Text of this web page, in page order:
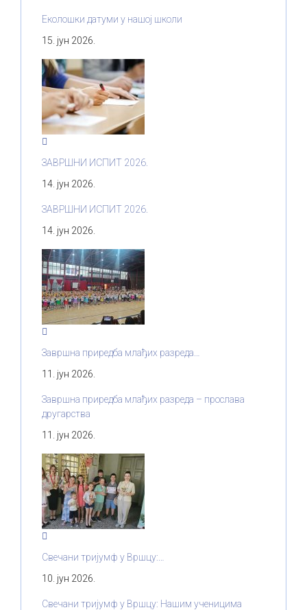
Еколошки датуми у нашој школи
15. јун 2026.
ЗАВРШНИ ИСПИТ 2026.
14. јун 2026.
ЗАВРШНИ ИСПИТ 2026.
14. јун 2026.
Завршна приредба млађих разреда…
11. јун 2026.
Завршна приредба млађих разреда – прослава
другарства
11. јун 2026.
Свечани тријумф у Вршцу:…
10. јун 2026.
Свечани тријумф у Вршцу: Нашим ученицима